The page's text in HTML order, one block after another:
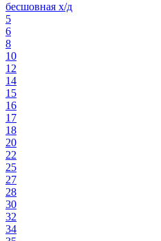
бесшовная х/д
5
6
8
10
12
14
15
16
17
18
20
22
25
27
28
30
32
34